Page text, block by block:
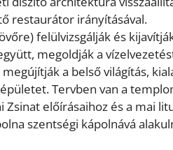
restaurátor irányításával.
felülvizsgálják és
megoldják a
a belső világítás,
Tervben van a
Zsinat előírásaihoz és a mai
szentségi kápolnává